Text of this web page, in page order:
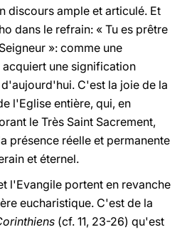
discours ample et articulé. Et
dans le refrain: « Tu es prêtre
»: comme une
une signification
C'est la joie de la
l'Eglise entière, qui, en
le Très Saint Sacrement,
présence réelle et permanente
et éternel.
l'Evangile portent en revanche
eucharistique. C'est de la
(cf. 11, 23-26) qu'est